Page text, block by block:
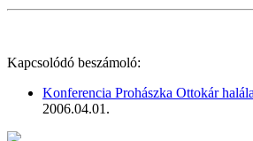
Kapcsolódó beszámoló:
Konferencia Prohászka Ottokár
2006.04.01.